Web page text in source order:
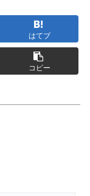
はてブ
コピー